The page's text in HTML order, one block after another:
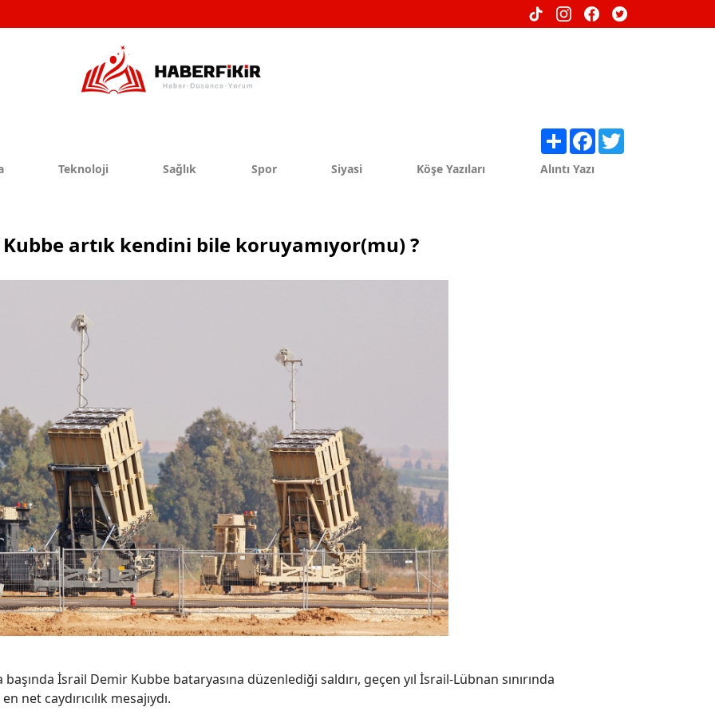
Teknoloji Sağlık Spor Siyasi Köşe Yazıları Alıntı Yazı
artık kendini bile koruyamıyor(mu) ?
İsrail Demir Kubbe bataryasına düzenlediği saldırı, geçen yıl İsrail-Lübnan sınırında
net caydırıcılık mesajıydı.
Share Facebook